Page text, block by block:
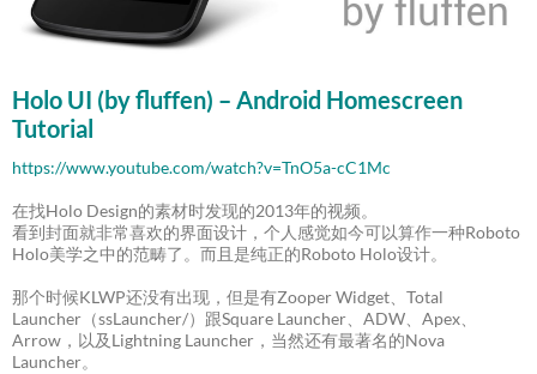
Holo UI (by fluffen) – Android Homescreen
Tutorial
https://www.youtube.com/watch?v=TnO5a-cC1Mc
在找Holo Design的素材时发现的2013年的视频。
看到封面就非常喜欢的界面设计，个人感觉如今可以算作一种Roboto
Holo美学之中的范畴了。而且是纯正的Roboto Holo设计。
那个时候KLWP还没有出现，但是有Zooper Widget、Total
Launcher（ssLauncher/）跟Square Launcher、ADW、Apex、
Arrow，以及Lightning Launcher，当然还有最著名的Nova
Launcher。